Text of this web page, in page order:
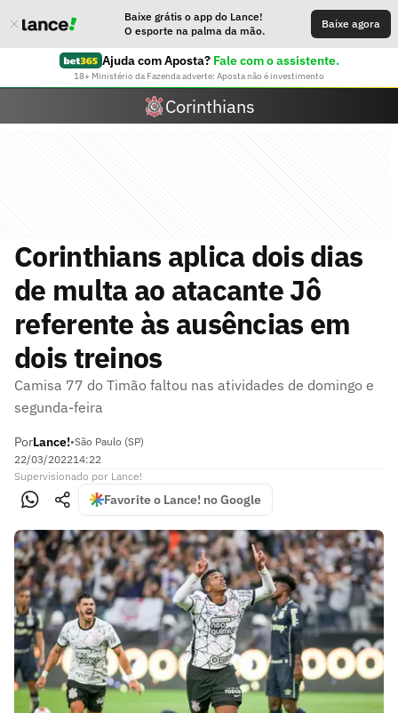
Baixe grátis o app do Lance!
O esporte na palma da mão.
Baixe agora
Ajuda com Aposta? Fale com o assistente.
18+ Ministério da Fazenda adverte: Aposta não é investimento
Corinthians
Corinthians aplica dois dias
de multa ao atacante Jô
referente às ausências em
dois treinos
Camisa 77 do Timão faltou nas atividades de domingo e
segunda-feira
PorLance!•São Paulo (SP)
22/03/202214:22
Supervisionado por Lance!
Favorite o Lance! no Google